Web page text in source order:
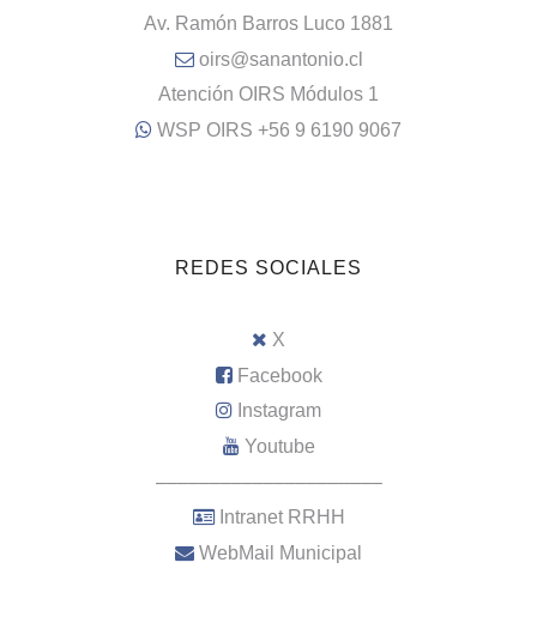
Av. Ramón Barros Luco 1881
oirs@sanantonio.cl
Atención OIRS Módulos 1
WSP OIRS +56 9 6190 9067
REDES SOCIALES
X
Facebook
Instagram
Youtube
–––––––––––––––––––––
Intranet RRHH
WebMail Municipal